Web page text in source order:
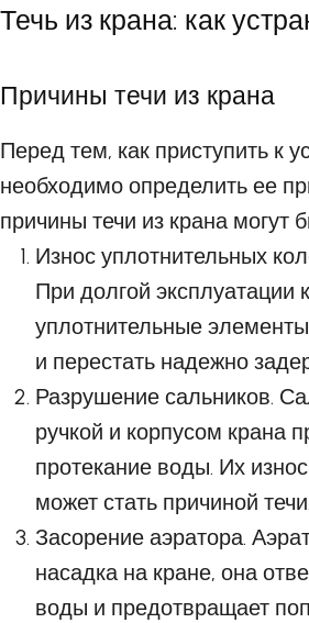
Течь из крана: как
Причины течи из крана
Перед тем, как приступить к
необходимо определить ее
причины течи из крана могут
Износ уплотнительных
При долгой эксплуатации
уплотнительные элементы
и перестать надежно
Разрушение сальников.
ручкой и корпусом крана
протекание воды. Их
может стать причиной течи.
Засорение аэратора.
насадка на кране, она
воды и предотвращает